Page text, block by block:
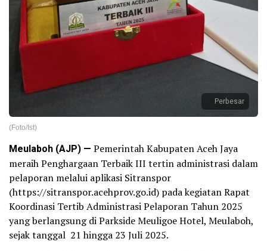
Perbesar
(Foto/Ist)
Meulaboh (AJP) — Pemerintah Kabupaten Aceh Jaya
meraih Penghargaan Terbaik III tertin administrasi dalam
pelaporan melalui aplikasi Sitranspor
(https://sitranspor.acehprov.go.id) pada kegiatan Rapat
Koordinasi Tertib Administrasi Pelaporan Tahun 2025
yang berlangsung di Parkside Meuligoe Hotel, Meulaboh,
sejak tanggal 21 hingga 23 Juli 2025.